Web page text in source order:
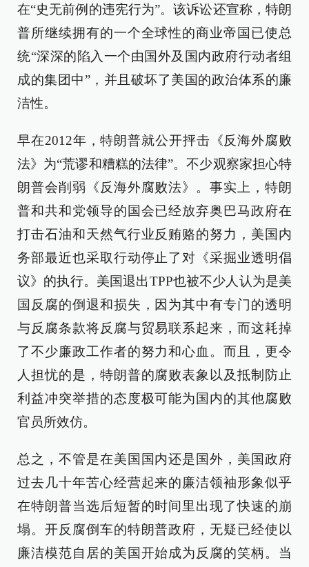
在“史无前例的违宪行为”。该诉讼还宣称，特朗
普所继续拥有的一个全球性的商业帝国已使总
统“深深的陷入一个由国外及国内政府行动者组
成的集团中”，并且破坏了美国的政治体系的廉
洁性。
早在2012年，特朗普就公开抨击《反海外腐败
法》为“荒谬和糟糕的法律”。不少观察家担心特
朗普会削弱《反海外腐败法》。事实上，特朗
普和共和党领导的国会已经放弃奥巴马政府在
打击石油和天然气行业反贿赂的努力，美国内
务部最近也采取行动停止了对《采掘业透明倡
议》的执行。美国退出TPP也被不少人认为是美
国反腐的倒退和损失，因为其中有专门的透明
与反腐条款将反腐与贸易联系起来，而这耗掉
了不少廉政工作者的努力和心血。而且，更令
人担忧的是，特朗普的腐败表象以及抵制防止
利益冲突举措的态度极可能为国内的其他腐败
官员所效仿。
总之，不管是在美国国内还是国外，美国政府
过去几十年苦心经营起来的廉洁领袖形象似乎
在特朗普当选后短暂的时间里出现了快速的崩
塌。开反腐倒车的特朗普政府，无疑已经使以
廉洁模范自居的美国开始成为反腐的笑柄。当